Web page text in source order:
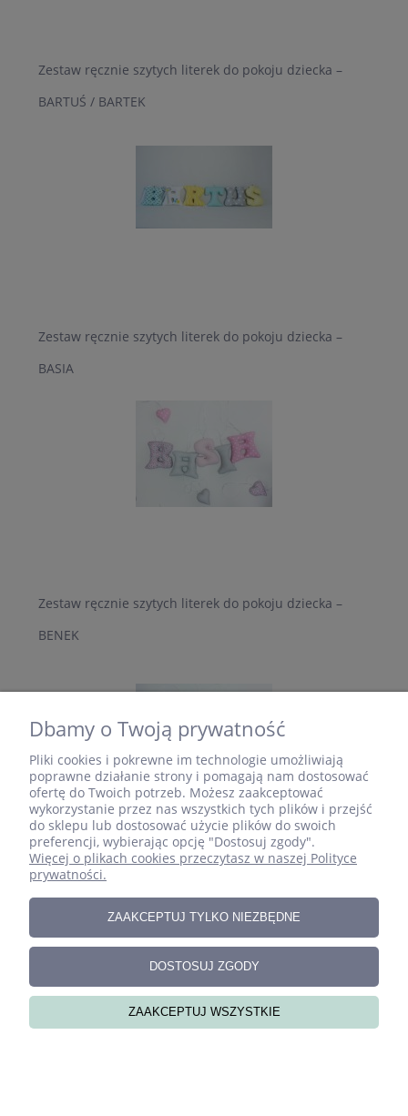
Zestaw ręcznie szytych literek do pokoju dziecka –
BARTUŚ / BARTEK
Zestaw ręcznie szytych literek do pokoju dziecka –
BASIA
Zestaw ręcznie szytych literek do pokoju dziecka –
BENEK
Zestaw ręcznie szytych literek do pokoju dziecka –
BIANKA
Dbamy o Twoją prywatność
Pliki cookies i pokrewne im technologie umożliwiają
poprawne działanie strony i pomagają nam dostosować
ofertę do Twoich potrzeb. Możesz zaakceptować
wykorzystanie przez nas wszystkich tych plików i przejść
do sklepu lub dostosować użycie plików do swoich
preferencji, wybierając opcję "Dostosuj zgody".
Więcej o plikach cookies przeczytasz w naszej Polityce
prywatności.
ZAAKCEPTUJ TYLKO NIEZBĘDNE
DOSTOSUJ ZGODY
ZAAKCEPTUJ WSZYSTKIE